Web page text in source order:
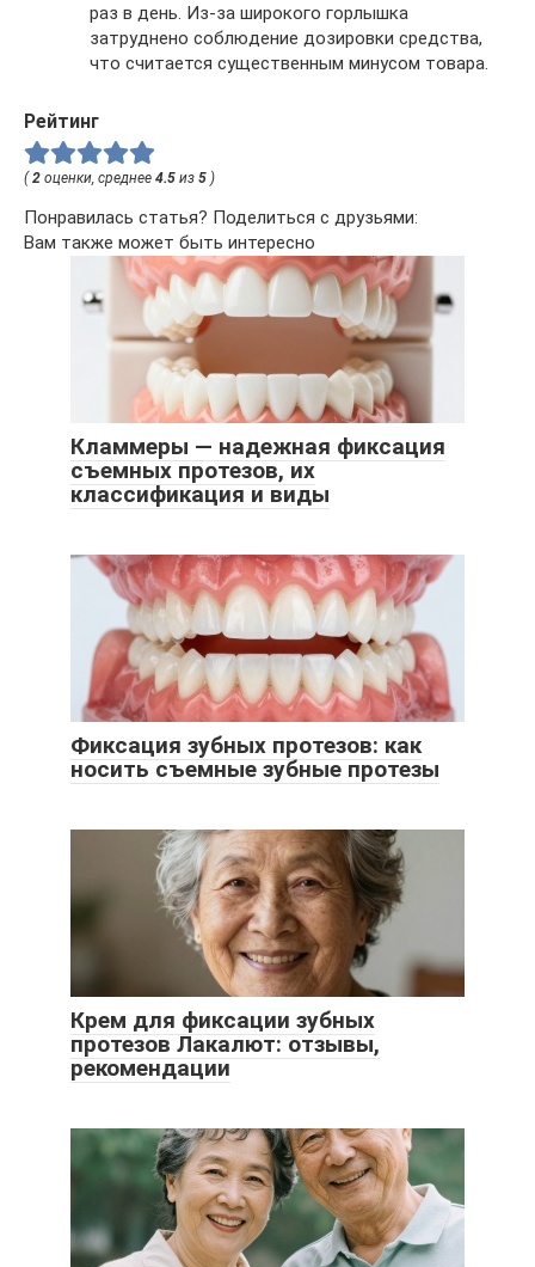
раз в день. Из-за широкого горлышка
затруднено соблюдение дозировки средства,
что считается существенным минусом товара.
Рейтинг
(2 оценки, среднее 4.5 из 5 )
Понравилась статья? Поделиться с друзьями:
Вам также может быть интересно
Кламмеры — надежная фиксация
съемных протезов, их
классификация и виды
Фиксация зубных протезов: как
носить съемные зубные протезы
Крем для фиксации зубных
протезов Лакалют: отзывы,
рекомендации